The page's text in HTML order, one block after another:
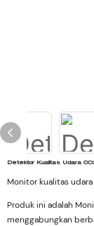
Detektor Kualitas Udara
Monitor kualitas
Produk ini adalah
menggabungkan